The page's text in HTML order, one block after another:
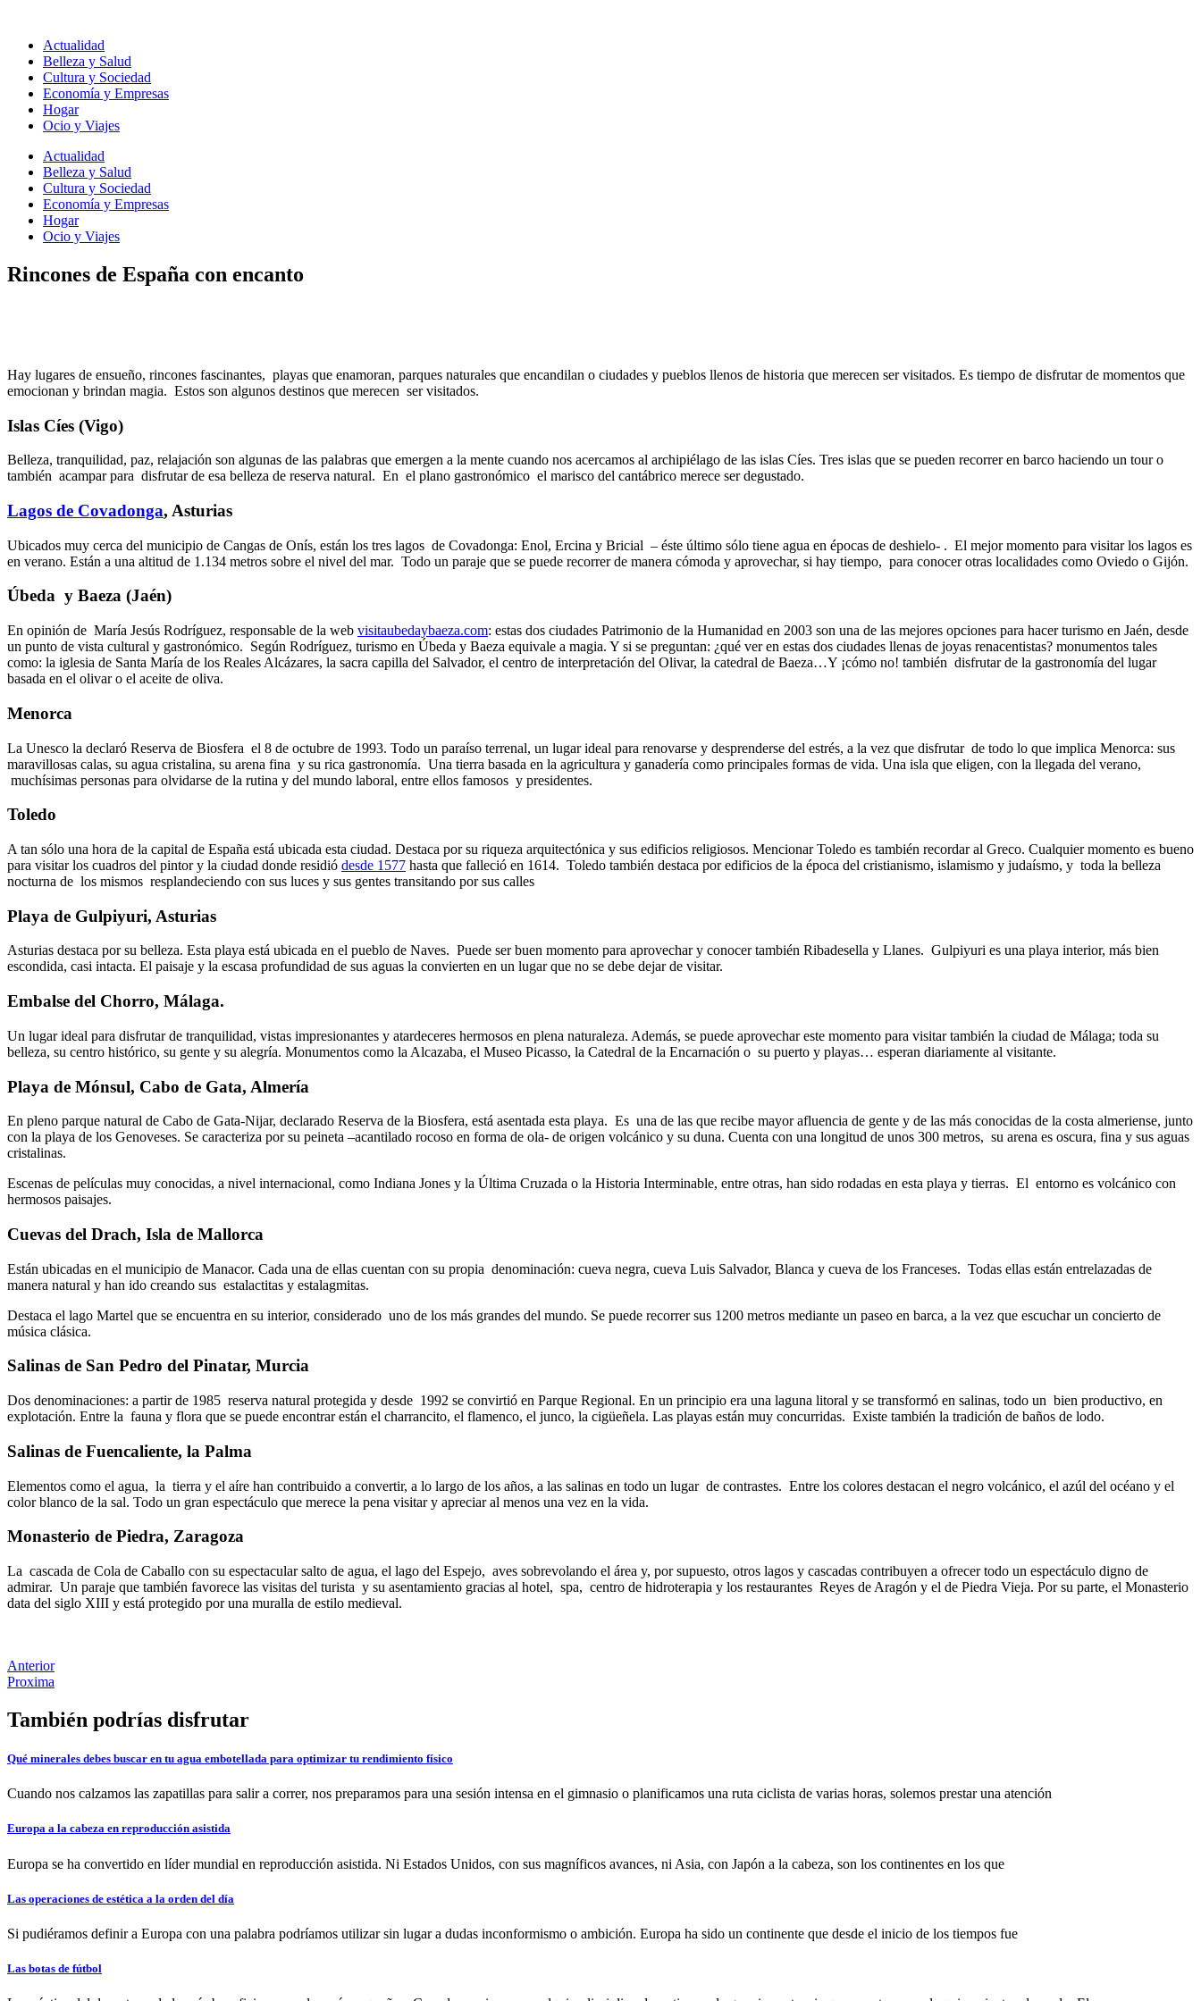
contenidoActualidad
Belleza y Salud
Cultura y Sociedad
Economía y Empresas
Hogar
Ocio y Viajes
Actualidad
Belleza y Salud
Cultura y Sociedad
Economía y Empresas
Hogar
Ocio y Viajes
Rincones de España con encanto
Hay lugares de ensueño, rincones fascinantes, playas que enamoran, parques naturales que encandilan o ciudades y pueblos llenos de historia que merecen ser visitados. Es tiempo de disfrutar de momentos que
emocionan y brindan magia. Estos son algunos destinos que merecen ser visitados.
Islas Cíes (Vigo)
Belleza, tranquilidad, paz, relajación son algunas de las palabras que emergen a la mente cuando nos acercamos al archipiélago de las islas Cíes. Tres islas que se pueden recorrer en barco haciendo un tour o
también acampar para disfrutar de esa belleza de reserva natural. En el plano gastronómico el marisco del cantábrico merece ser degustado.
Lagos de Covadonga, Asturias
Ubicados muy cerca del municipio de Cangas de Onís, están los tres lagos de Covadonga: Enol, Ercina y Bricial – éste último sólo tiene agua en épocas de deshielo- . El mejor momento para visitar los lagos es
en verano. Están a una altitud de 1.134 metros sobre el nivel del mar. Todo un paraje que se puede recorrer de manera cómoda y aprovechar, si hay tiempo, para conocer otras localidades como Oviedo o Gijón.
Úbeda y Baeza (Jaén)
En opinión de María Jesús Rodríguez, responsable de la web visitaubedaybaeza.com: estas dos ciudades Patrimonio de la Humanidad en 2003 son una de las mejores opciones para hacer turismo en Jaén, desde
un punto de vista cultural y gastronómico. Según Rodríguez, turismo en Úbeda y Baeza equivale a magia. Y si se preguntan: ¿qué ver en estas dos ciudades llenas de joyas renacentistas? monumentos tales
como: la iglesia de Santa María de los Reales Alcázares, la sacra capilla del Salvador, el centro de interpretación del Olivar, la catedral de Baeza…Y ¡cómo no! también disfrutar de la gastronomía del lugar
basada en el olivar o el aceite de oliva.
Menorca
La Unesco la declaró Reserva de Biosfera el 8 de octubre de 1993. Todo un paraíso terrenal, un lugar ideal para renovarse y desprenderse del estrés, a la vez que disfrutar de todo lo que implica Menorca: sus
maravillosas calas, su agua cristalina, su arena fina y su rica gastronomía. Una tierra basada en la agricultura y ganadería como principales formas de vida. Una isla que eligen, con la llegada del verano,
muchísimas personas para olvidarse de la rutina y del mundo laboral, entre ellos famosos y presidentes.
Toledo
A tan sólo una hora de la capital de España está ubicada esta ciudad. Destaca por su riqueza arquitectónica y sus edificios religiosos. Mencionar Toledo es también recordar al Greco. Cualquier momento es bueno
para visitar los cuadros del pintor y la ciudad donde residió desde 1577 hasta que falleció en 1614. Toledo también destaca por edificios de la época del cristianismo, islamismo y judaísmo, y toda la belleza
nocturna de los mismos resplandeciendo con sus luces y sus gentes transitando por sus calles
Playa de Gulpiyuri, Asturias
Asturias destaca por su belleza. Esta playa está ubicada en el pueblo de Naves. Puede ser buen momento para aprovechar y conocer también Ribadesella y Llanes. Gulpiyuri es una playa interior, más bien
escondida, casi intacta. El paisaje y la escasa profundidad de sus aguas la convierten en un lugar que no se debe dejar de visitar.
Embalse del Chorro, Málaga.
Un lugar ideal para disfrutar de tranquilidad, vistas impresionantes y atardeceres hermosos en plena naturaleza. Además, se puede aprovechar este momento para visitar también la ciudad de Málaga; toda su
belleza, su centro histórico, su gente y su alegría. Monumentos como la Alcazaba, el Museo Picasso, la Catedral de la Encarnación o su puerto y playas… esperan diariamente al visitante.
Playa de Mónsul, Cabo de Gata, Almería
En pleno parque natural de Cabo de Gata-Nijar, declarado Reserva de la Biosfera, está asentada esta playa. Es una de las que recibe mayor afluencia de gente y de las más conocidas de la costa almeriense, junto
con la playa de los Genoveses. Se caracteriza por su peineta –acantilado rocoso en forma de ola- de origen volcánico y su duna. Cuenta con una longitud de unos 300 metros, su arena es oscura, fina y sus aguas
cristalinas.
Escenas de películas muy conocidas, a nivel internacional, como Indiana Jones y la Última Cruzada o la Historia Interminable, entre otras, han sido rodadas en esta playa y tierras. El entorno es volcánico con
hermosos paisajes.
Cuevas del Drach, Isla de Mallorca
Están ubicadas en el municipio de Manacor. Cada una de ellas cuentan con su propia denominación: cueva negra, cueva Luis Salvador, Blanca y cueva de los Franceses. Todas ellas están entrelazadas de
manera natural y han ido creando sus estalactitas y estalagmitas.
Destaca el lago Martel que se encuentra en su interior, considerado uno de los más grandes del mundo. Se puede recorrer sus 1200 metros mediante un paseo en barca, a la vez que escuchar un concierto de
música clásica.
Salinas de San Pedro del Pinatar, Murcia
Dos denominaciones: a partir de 1985 reserva natural protegida y desde 1992 se convirtió en Parque Regional. En un principio era una laguna litoral y se transformó en salinas, todo un bien productivo, en
explotación. Entre la fauna y flora que se puede encontrar están el charrancito, el flamenco, el junco, la cigüeñela. Las playas están muy concurridas. Existe también la tradición de baños de lodo.
Salinas de Fuencaliente, la Palma
Elementos como el agua, la tierra y el aíre han contribuido a convertir, a lo largo de los años, a las salinas en todo un lugar de contrastes. Entre los colores destacan el negro volcánico, el azúl del océano y el
color blanco de la sal. Todo un gran espectáculo que merece la pena visitar y apreciar al menos una vez en la vida.
Monasterio de Piedra, Zaragoza
La cascada de Cola de Caballo con su espectacular salto de agua, el lago del Espejo, aves sobrevolando el área y, por supuesto, otros lagos y cascadas contribuyen a ofrecer todo un espectáculo digno de
admirar. Un paraje que también favorece las visitas del turista y su asentamiento gracias al hotel, spa, centro de hidroterapia y los restaurantes Reyes de Aragón y el de Piedra Vieja. Por su parte, el Monasterio
data del siglo XIII y está protegido por una muralla de estilo medieval.
Anterior
Proxima
También podrías disfrutar
Qué minerales debes buscar en tu agua embotellada para optimizar tu rendimiento físico
Cuando nos calzamos las zapatillas para salir a correr, nos preparamos para una sesión intensa en el gimnasio o planificamos una ruta ciclista de varias horas, solemos prestar una atención
Europa a la cabeza en reproducción asistida
Europa se ha convertido en líder mundial en reproducción asistida. Ni Estados Unidos, con sus magníficos avances, ni Asia, con Japón a la cabeza, son los continentes en los que
Las operaciones de estética a la orden del día
Si pudiéramos definir a Europa con una palabra podríamos utilizar sin lugar a dudas inconformismo o ambición. Europa ha sido un continente que desde el inicio de los tiempos fue
Las botas de fútbol